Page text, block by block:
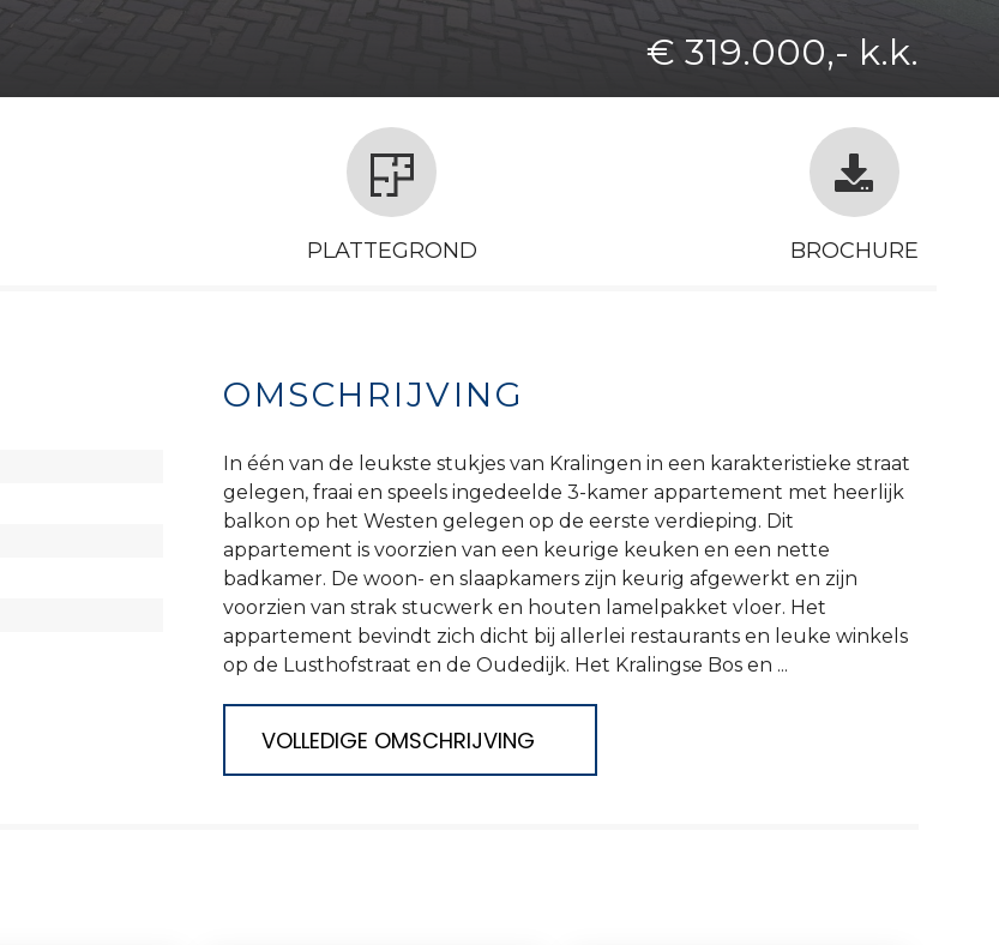
€ 319.000,- k.k.
PLATTEGROND BROCHURE
OMSCHRIJVING
In één van de leukste stukjes van Kralingen in een karakteristieke straat
gelegen, fraai en speels ingedeelde 3-kamer appartement met heerlijk
balkon op het Westen gelegen op de eerste verdieping. Dit
appartement is voorzien van een keurige keuken en een nette
badkamer. De woon- en slaapkamers zijn keurig afgewerkt en zijn
voorzien van strak stucwerk en houten lamelpakket vloer. Het
appartement bevindt zich dicht bij allerlei restaurants en leuke winkels
op de Lusthofstraat en de Oudedijk. Het Kralingse Bos en ...
VOLLEDIGE OMSCHRIJVING